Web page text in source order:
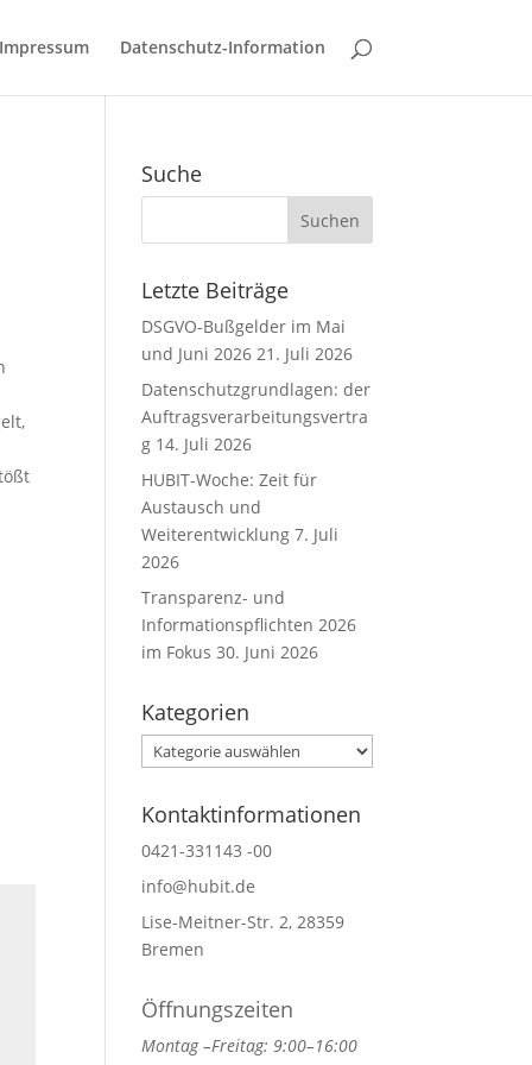
Datenschutz-Information
Suche
Letzte Beiträge
DSGVO-Bußgelder im Mai
und Juni 2026 21. Juli 2026
Datenschutzgrundlagen: der
Auftragsverarbeitungsvertra
g 14. Juli 2026
HUBIT-Woche: Zeit für
Austausch und
Weiterentwicklung 7. Juli
2026
Transparenz- und
Informationspflichten 2026
im Fokus 30. Juni 2026
Kategorien
Kategorien
Kontaktinformationen
0421-331143 -00
info@hubit.de
Lise-Meitner-Str. 2, 28359
Bremen
Öffnungszeiten
Montag –Freitag: 9:00–16:00